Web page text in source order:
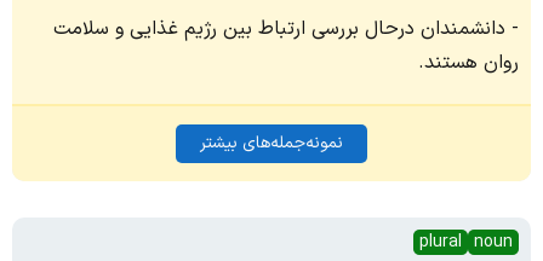
دانشمندان درحال بررسی ارتباط بین رژیم غذایی و سلامت
روان هستند.
نمونه‌جمله‌های بیشتر
noun
plural